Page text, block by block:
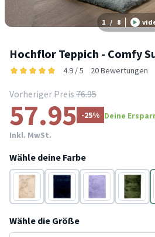
1 / 8
Hochflor Teppich - Comfy
4.9 / 5 20 Bewertungen
Vorheriger Preis 76.95
57.95 -25% Deine
Inkl. MwSt.
Wähle deine Farbe
Beige Blau Lila Grün
Wähle die Größe